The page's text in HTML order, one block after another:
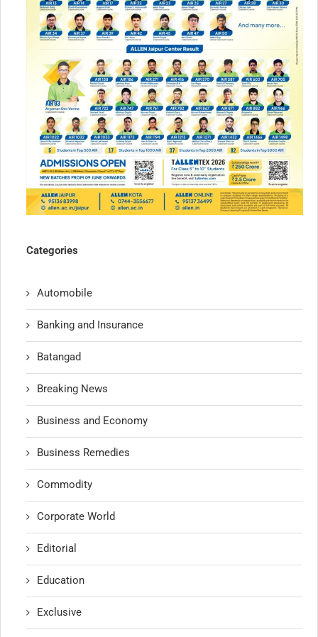
Categories
Automobile
Banking and Insurance
Batangad
Breaking News
Business and Economy
Business Remedies
Commodity
Corporate World
Editorial
Education
Exclusive